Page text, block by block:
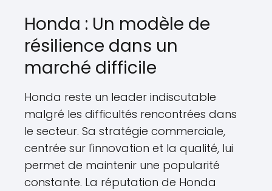
Honda : Un modèle de
résilience dans un
marché difficile
Honda reste un leader indiscutable
malgré les difficultés rencontrées dans
le secteur. Sa stratégie commerciale,
centrée sur l'innovation et la qualité, lui
permet de maintenir une popularité
constante. La réputation de Honda